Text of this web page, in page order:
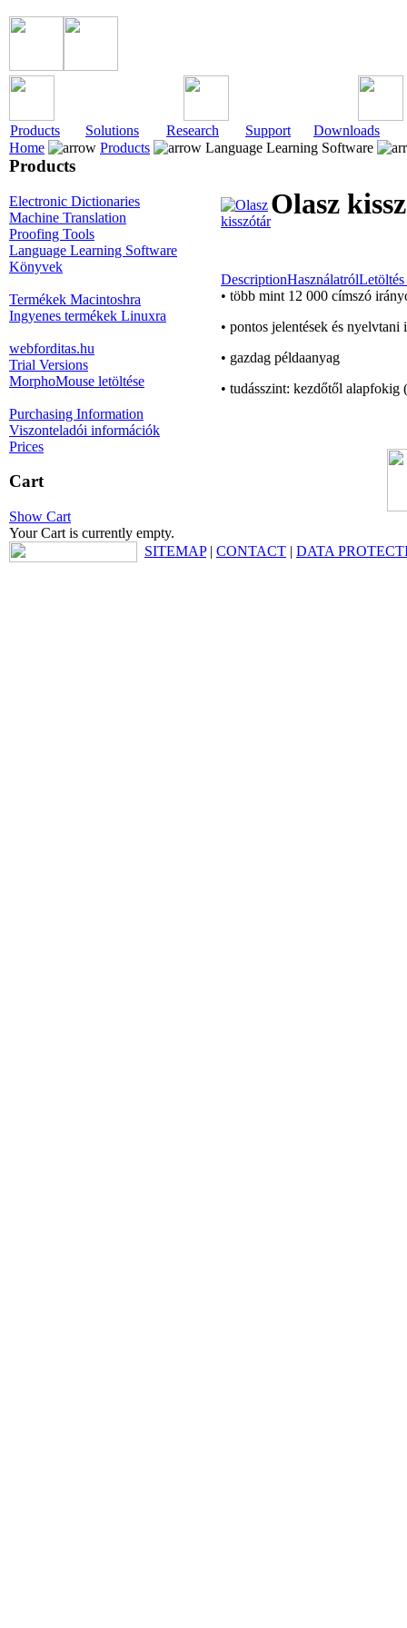
Products Solutions Research Support
Downloads
Home
Products Language Learning Software
Products
Electronic Dictionaries
Machine Translation
Proofing Tools
Language Learning Software
Könyvek
Termékek Macintoshra
Ingyenes termékek Linuxra
webforditas.hu
Trial Versions
MorphoMouse letöltése
Purchasing Information
Viszonteladói információk
Prices
Cart
Show Cart
Your Cart is currently empty.
Olasz
DescriptionHasználatrólLetöltés
• több mint 12 000 címszó
• pontos jelentések és
• gazdag példaanyag
• tudásszint: kezdőtől
SITEMAP| CONTACT | DATA